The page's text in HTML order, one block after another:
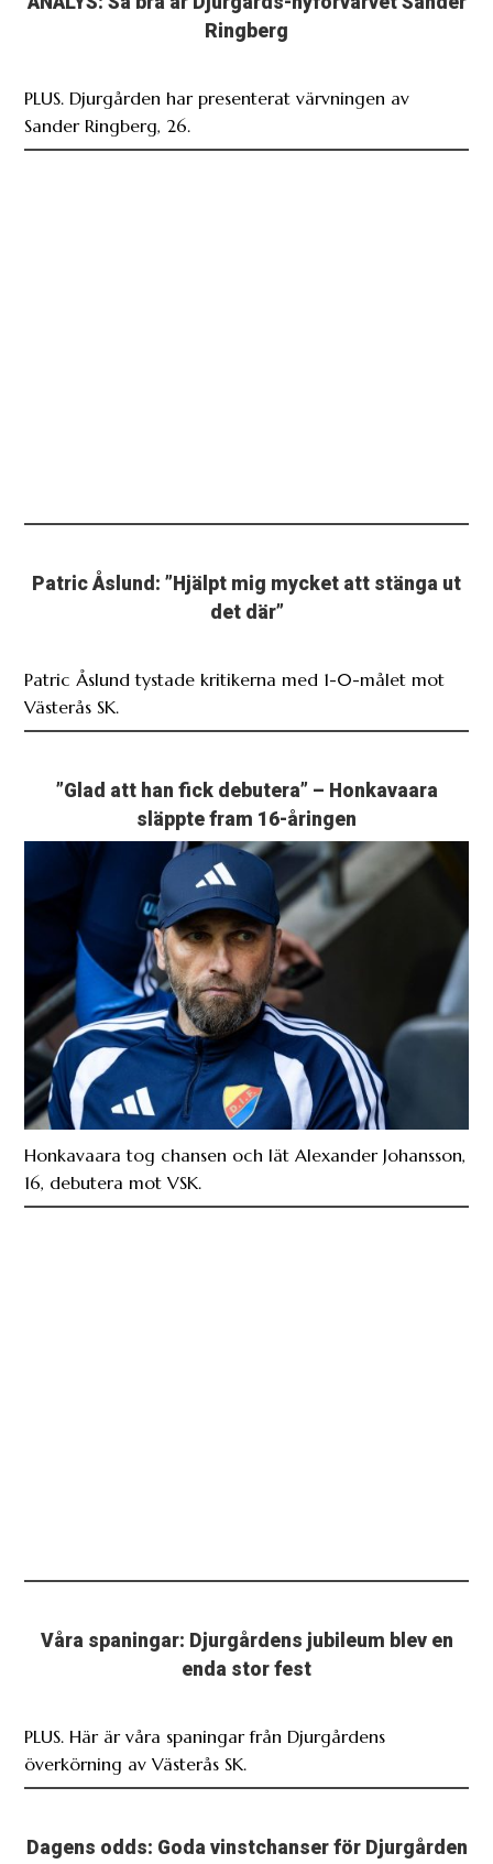
Ringberg
PLUS. Djurgården har presenterat värvningen av
Sander Ringberg, 26.
Patric Åslund: ”Hjälpt mig mycket att stänga ut
det där”
Patric Åslund tystade kritikerna med 1-0-målet mot
Västerås SK.
”Glad att han fick debutera” – Honkavaara
släppte fram 16-åringen
Honkavaara tog chansen och lät Alexander Johansson,
16, debutera mot VSK.
Våra spaningar: Djurgårdens jubileum blev en
enda stor fest
PLUS. Här är våra spaningar från Djurgårdens
överkörning av Västerås SK.
Dagens odds: Goda vinstchanser för Djurgården